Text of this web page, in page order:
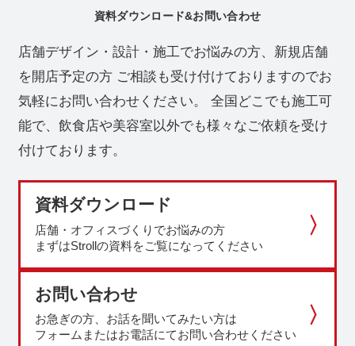
資料ダウンロード&お問い合わせ
店舗デザイン・設計・施工でお悩みの方、新規店舗
を開店予定の方ご相談も受け付けておりますのでお
気軽にお問い合わせください。
全国どこでも施工可
能で、飲食店や美容室以外でも様々なご依頼を受け
付けております。
資料ダウンロード
店舗・オフィスづくりでお悩みの方
まずはStrollの資料をご覧になってください
お問い合わせ
お急ぎの方、お話を聞いてみたい方は
フォームまたはお電話にてお問い合わせください